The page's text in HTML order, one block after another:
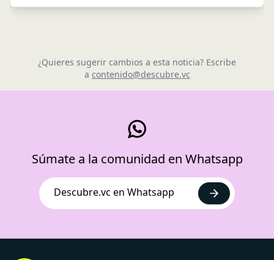
¿Quieres sugerir cambios a esta noticia? Escribe
a contenido@descubre.vc
Súmate a la comunidad en Whatsapp
Descubre.vc en Whatsapp